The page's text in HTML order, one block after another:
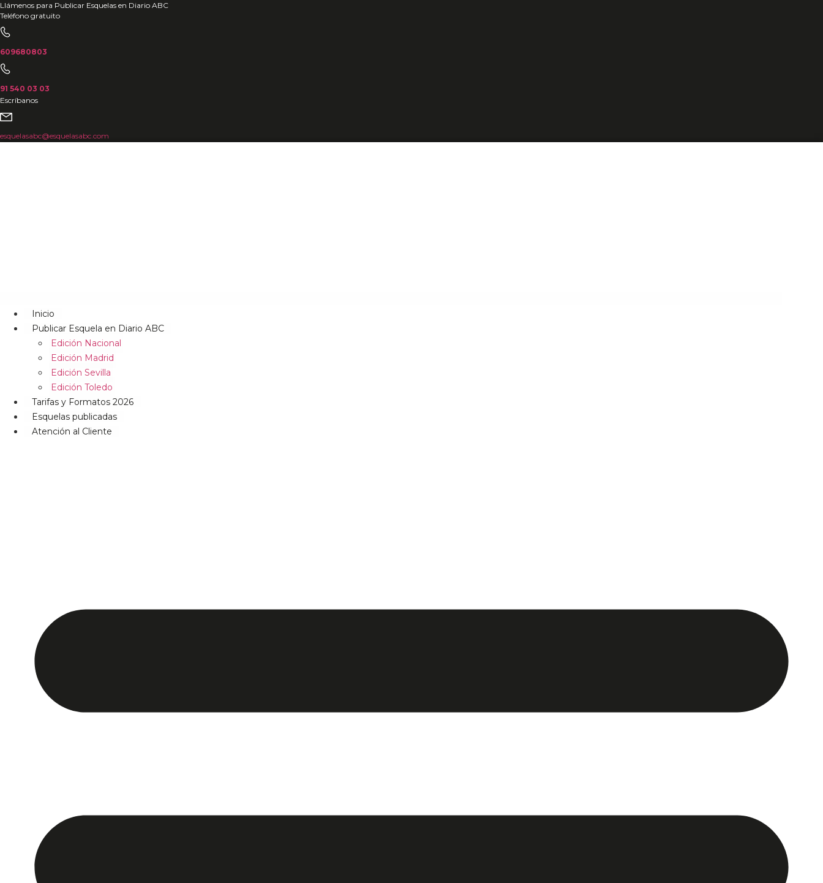
Ir
al
contenido
Llámenos para Publicar Esquelas en Diario ABC
Teléfono gratuito
609680803
91 540 03 03
Escríbanos
esquelasabc@esquelasabc.com
Inicio
Publicar Esquela en Diario ABC
Edición Nacional
Edición Madrid
Edición Sevilla
Edición Toledo
Tarifas y Formatos 2026
Esquelas publicadas
Atención al Cliente